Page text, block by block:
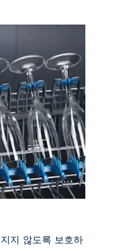
지 않도록 보호하